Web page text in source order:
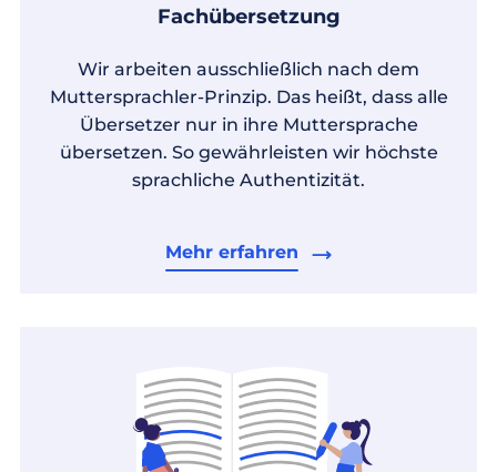
Fachübersetzung
Wir arbeiten ausschließlich nach dem
Muttersprachler-Prinzip. Das heißt, dass alle
Übersetzer nur in ihre Muttersprache
übersetzen. So gewährleisten wir höchste
sprachliche Authentizität.
Mehr erfahren